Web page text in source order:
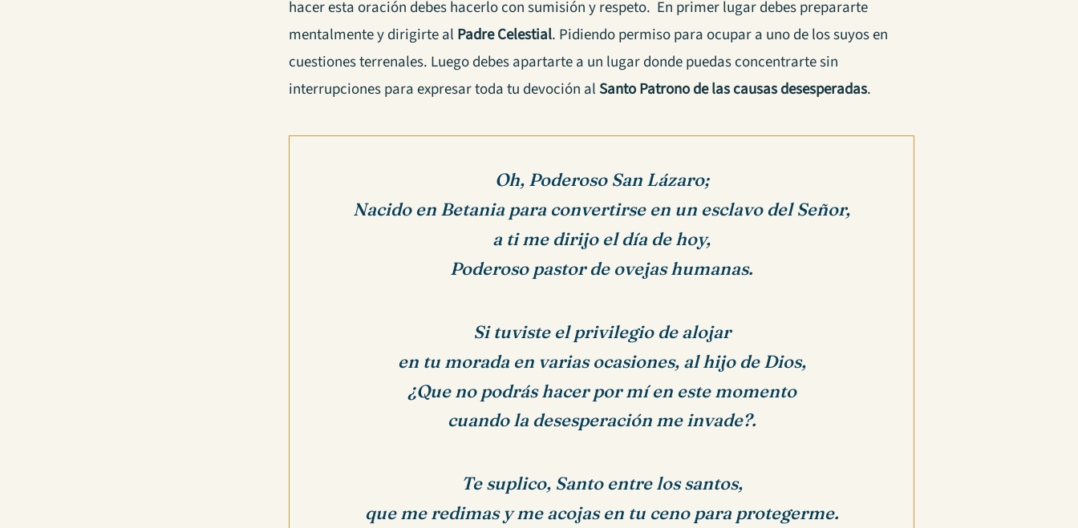
hacer esta oración debes hacerlo con sumisión y respeto. En primer lugar debes prepararte
mentalmente y dirigirte al Padre Celestial. Pidiendo permiso para ocupar a uno de los suyos en
cuestiones terrenales. Luego debes apartarte a un lugar donde puedas concentrarte sin
interrupciones para expresar toda tu devoción al Santo Patrono de las causas desesperadas.
Oh, Poderoso San Lázaro;
Nacido en Betania para convertirse en un esclavo del Señor,
a ti me dirijo el día de hoy,
Poderoso pastor de ovejas humanas.
Si tuviste el privilegio de alojar
en tu morada en varias ocasiones, al hijo de Dios,
¿Que no podrás hacer por mí en este momento
cuando la desesperación me invade?.
Te suplico, Santo entre los santos,
que me redimas y me acojas en tu ceno para protegerme.